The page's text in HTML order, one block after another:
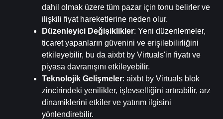
dahil olmak üzere tüm pazar için tonu belirler ve
ilişkili fiyat hareketlerine neden olur.
Düzenleyici Değişiklikler: Yeni düzenlemeler,
ticaret yapanların güvenini ve erişilebilirliğini
etkileyebilir, bu da aixbt by Virtuals'in fiyatı ve
piyasa davranışını etkileyebilir.
Teknolojik Gelişmeler: aixbt by Virtuals blok
zincirindeki yenilikler, işlevselliğini artırabilir, arz
dinamiklerini etkiler ve yatırım ilgisini
yönlendirebilir.